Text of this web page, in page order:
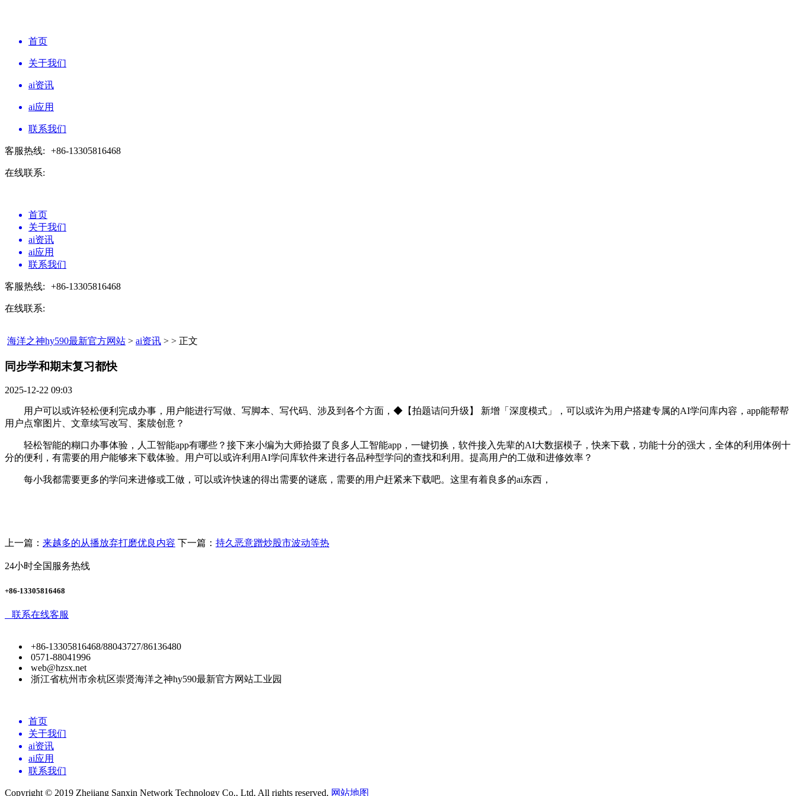
首页
关于我们
ai资讯
ai应用
联系我们
客服热线: +86-13305816468
在线联系:
首页
关于我们
ai资讯
ai应用
联系我们
客服热线: +86-13305816468
在线联系:
海洋之神hy590最新官方网站 > ai资讯 > > 正文
同步学和期末复习都快​
2025-12-22 09:03
用户可以或许轻松便利完成办事，用户能进行写做、写脚本、写代码、涉及到各个方面，◆【拍题诘问升级】 新增「深度模式」，可以或许为用户搭建专属的AI学问库内容，app能帮帮
用户点窜图片、文章续写改写、案牍创意？
轻松智能的糊口办事体验，人工智能app有哪些？接下来小编为大师拾掇了良多人工智能app，一键切换，软件接入先辈的AI大数据模子，快来下载，功能十分的强大，全体的利用体例十
分的便利，有需要的用户能够来下载体验。用户可以或许利用AI学问库软件来进行各品种型学问的查找和利用。提高用户的工做和进修效率？
每小我都需要更多的学问来进修或工做，可以或许快速的得出需要的谜底，需要的用户赶紧来下载吧。这里有着良多的ai东西，
上一篇： 来越多的从播放弃打磨优良内容 下一篇： 持久恶意蹭炒股市波动等热
24小时全国服务热线
+86-13305816468
联系在线客服
+86-13305816468/88043727/86136480
0571-88041996
web@hzsx.net
浙江省杭州市余杭区崇贤海洋之神hy590最新官方网站工业园
首页
关于我们
ai资讯
ai应用
联系我们
Copyright © 2019 Zhejiang Sanxin Network Technology Co., Ltd. All rights reserved. 网站地图